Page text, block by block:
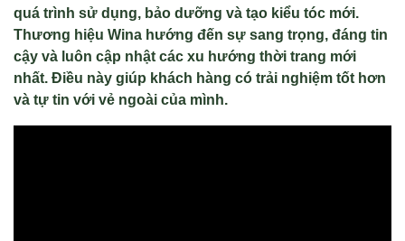
quá trình sử dụng, bảo dưỡng và tạo kiểu tóc mới​.
Thương hiệu Wina hướng đến sự sang trọng, đáng tin
cậy và luôn cập nhật các xu hướng thời trang mới
nhất. Điều này giúp khách hàng có trải nghiệm tốt hơn
và tự tin với vẻ ngoài của mình​​.